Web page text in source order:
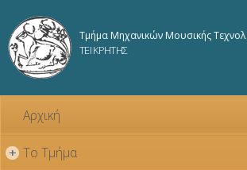
κυρίως
Τμήμα Μηχανικών Μουσικής
ΤΕΙ ΚΡΗΤΗΣ
Αρχική
+ Το Τμήμα